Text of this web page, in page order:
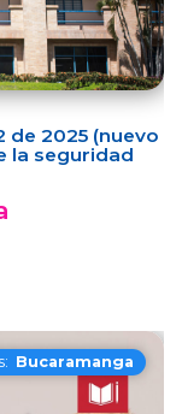
de 2025 (nuevo
la seguridad
Bucaramanga